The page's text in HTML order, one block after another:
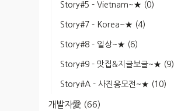
Story#5 - Vietnam~★ (0)
Story#7 - Korea~★ (4)
Story#8 - 일상~★ (6)
Story#9 - 맛집&지글보글~★ (9)
Story#A - 사진응모전~★ (10)
개발자愛 (66)